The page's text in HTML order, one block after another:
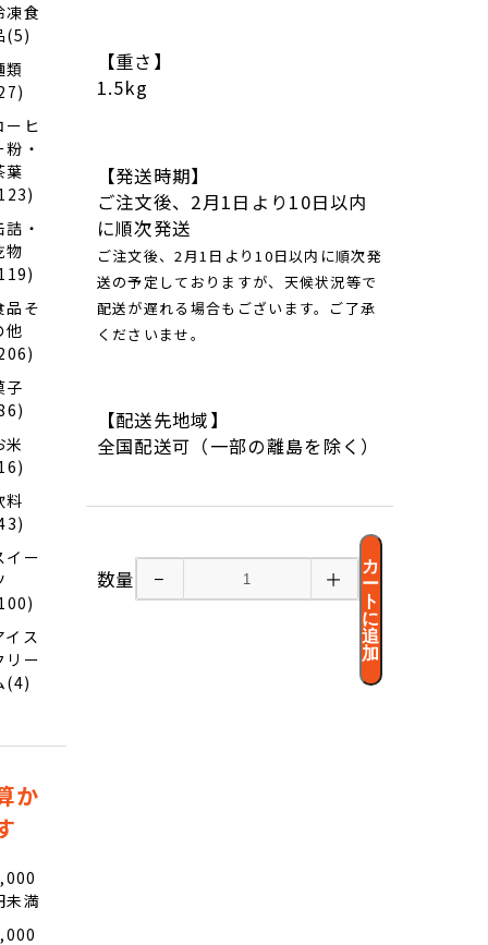
凍食
(5)
類
ーヒ
粉・
葉
詰・
物
品そ
他
子
米
料
イー
イス
リー
(4)
か
未満
【重さ】
1.5kg
【発送時期】
ご注文後、2月1日より10日以内
に順次発送
ご注文後、2月1日より10日以内に順次発
送の予定しておりますが、天候状況等で
配送が遅れる場合もございます。ご了承
くださいませ。
【配送先地域】
全国配送可（一部の離島を除く）
数量 − ＋
カ
ー
ト
に
追
加